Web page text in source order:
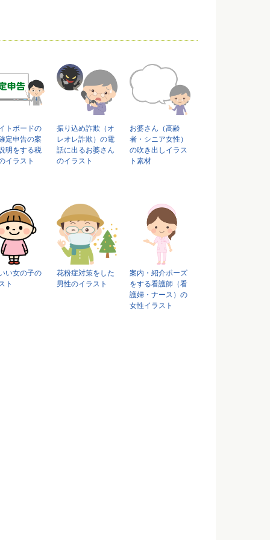
トボードの
定申告の案
明をする税
イラスト
振り込め詐欺（オ
レオレ詐欺）の電
話に出るお婆さん
のイラスト
お婆さん（高齢
者・シニア女性）
の吹き出しイラス
ト素材
い女の子の
ト
花粉症対策をした
男性のイラスト
案内・紹介ポーズ
をする看護師（看
護婦・ナース）の
女性イラスト